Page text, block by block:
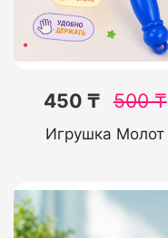
450 ₸ 500₸
Игрушка Молот